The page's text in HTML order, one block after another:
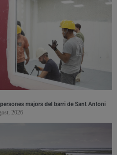
majors del barri de Sant Antoni
2026